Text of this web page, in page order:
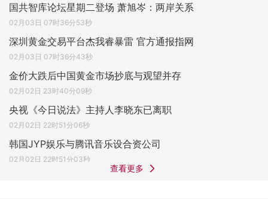
国共智库论坛星期二登场 萧旭岑：两岸关系
02月03日 07时36分53秒
深圳黄金交易平台杰我睿暴雷 官方通报指网
02月03日 07时36分43秒
金价大跌后中国黄金市场抄底与观望并存
02月02日 23时40分09秒
央视《今日说法》主持人李晓东已离职
02月02日 22时51分06秒
韩国JYP娱乐与腾讯音乐设合资公司
02月02日 22时51分03秒
查看更多